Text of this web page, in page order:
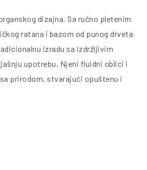
dizajna. Sa ručno pletenim
ratana i bazom od punog drveta
izradu sa izdržljivim
upotrebu. Njeni fluidni oblici i
prirodom, stvarajući opuštenu i